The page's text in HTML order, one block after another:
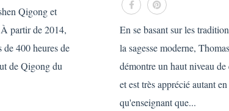
Qigong et
partir de 2014,
400 heures de
de Qigong du
En se basant sur les
la sagesse moderne,
démontre un haut niveau de
et est très apprécié autant
qu'enseignant que...